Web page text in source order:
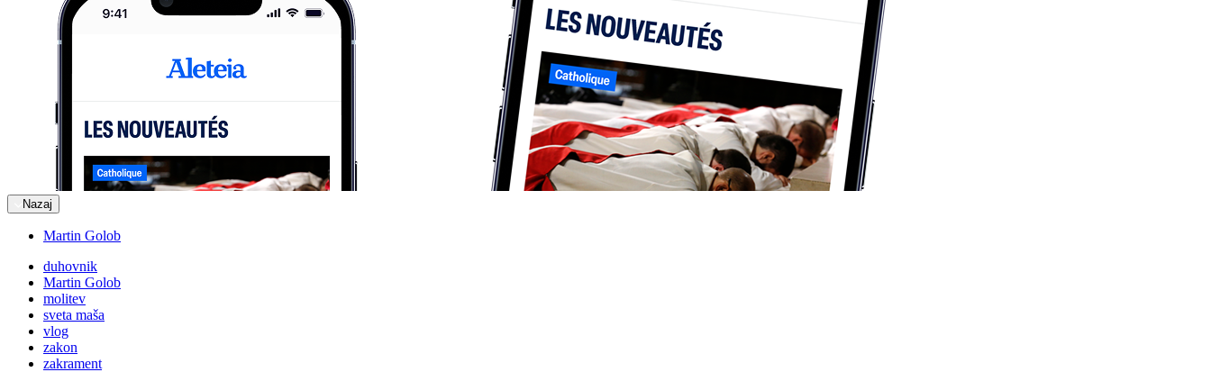
Nazaj
Martin Golob
duhovnik
Martin Golob
molitev
sveta maša
vlog
zakon
zakrament